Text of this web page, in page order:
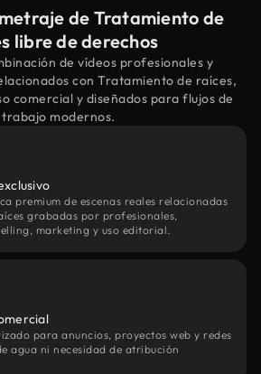
de Tratamiento de
libre de derechos
de vídeos profesionales y
con Tratamiento de raíces,
comercial y diseñados para flujos de
trabajo modernos.
premium de escenas reales relacionadas
grabadas por profesionales,
marketing y uso editorial.
para anuncios, proyectos web y redes
agua ni necesidad de atribución